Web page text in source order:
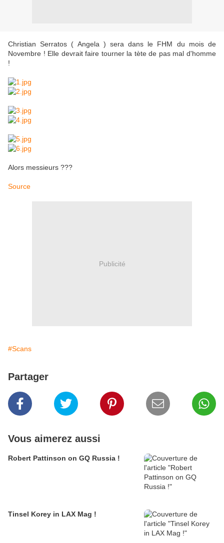
Christian Serratos ( Angela ) sera dans le FHM du mois de
Novembre ! Elle devrait faire tourner la tète de pas mal d'homme
!
Alors messieurs ???
Source
Publicité
#Scans
Partager
Vous aimerez aussi
Robert Pattinson on GQ Russia !
Tinsel Korey in LAX Mag !